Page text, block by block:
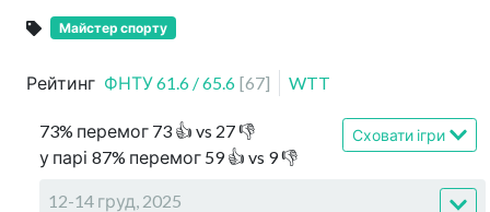
Майстер спорту
Рейтинг ФНТУ61.6 /65.6 [67] WTT
73% перемог 73 👍 vs 27👎
у парі 87% перемог 59👍 vs 9👎
Сховати ігри
12-14 груд, 2025